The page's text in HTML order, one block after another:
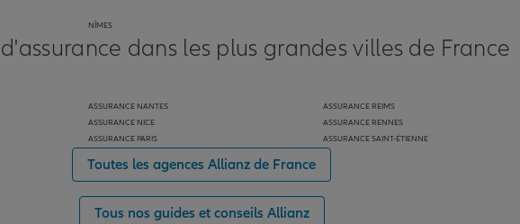
NÎMES
dans les plus grandes villes de France
ASSURANCE NANTES
ASSURANCE NICE
ASSURANCE PARIS
ASSURANCE REIMS
ASSURANCE RENNES
ASSURANCE SAINT-ÉTIENNE
Toutes les agences Allianz de France
Tous nos guides et conseils Allianz